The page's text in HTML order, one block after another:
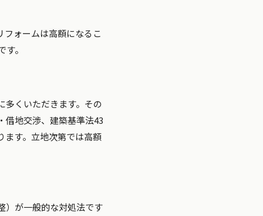
ォームは高額になるこ
。
多くいただきます。その
借地交渉、建築基準法43
ます。立地次第では高額
）が一般的な対処法です